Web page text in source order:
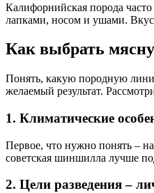
Калифорнийская порода
лапками, носом и ушами.
Как выбрать
Понять, какую породную
желаемый результат.
1. Климатические
Первое, что нужно понять –
советская шиншилла лучше
2. Цели разведения –